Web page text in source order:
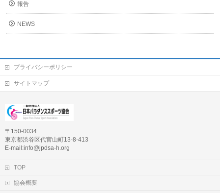
報告
NEWS
プライバシーポリシー
サイトマップ
〒150-0034
東京都渋谷区代官山町13-8-413
E-mail:info@jpdsa-h.org
TOP
協会概要